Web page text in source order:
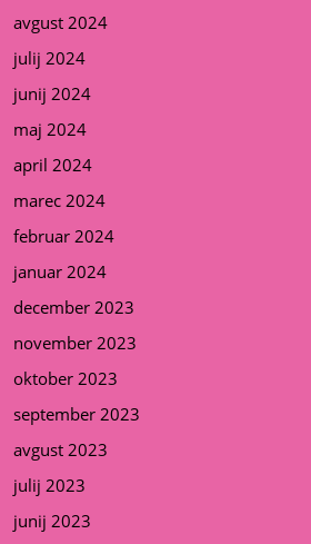
avgust 2024
julij 2024
junij 2024
maj 2024
april 2024
marec 2024
februar 2024
januar 2024
december 2023
november 2023
oktober 2023
september 2023
avgust 2023
julij 2023
junij 2023